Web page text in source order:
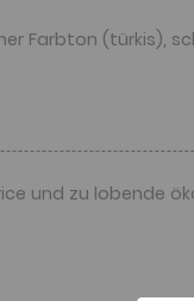
Farbton (türkis),
und zu lobende